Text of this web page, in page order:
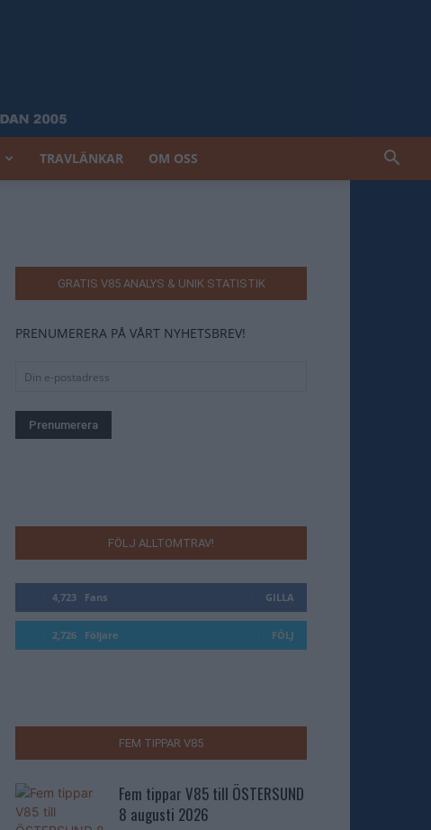
TRAVLÄNKAR OM OSS
GRATIS V85 ANALYS & UNIK STATISTIK
PRENUMERERA PÅ VÅRT NYHETSBREV!
FÖLJ ALLTOMTRAV!
4,723 Fans GILLA
2,726 Följare FÖLJ
FEM TIPPAR V85
Fem tippar V85 till ÖSTERSUND
8 augusti 2026